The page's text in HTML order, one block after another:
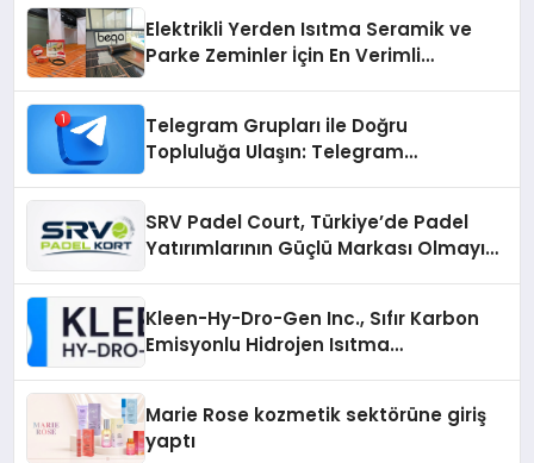
Elektrikli Yerden Isıtma Seramik ve
Parke Zeminler İçin En Verimli
Telegram Grupları ile Doğru
Topluluğa Ulaşın: Telegram
SRV Padel Court, Türkiye’de Padel
Yatırımlarının Güçlü Markası Olmayı
Kleen-Hy-Dro-Gen Inc., Sıfır Karbon
Emisyonlu Hidrojen Isıtma
Marie Rose kozmetik sektörüne giriş
yaptı